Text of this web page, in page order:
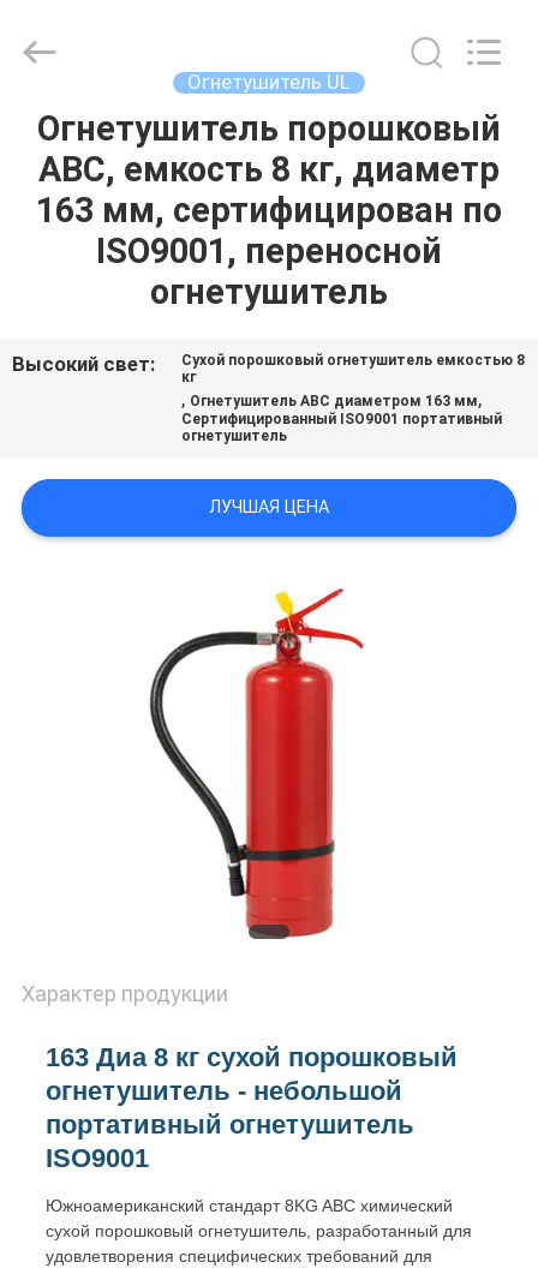
ДОМ
ПРОДУКТЫ
О
ПУТЕШЕСТВИЕ
ФАБРИКИ
СВЯЖИТЕСЬ
ПОЛИТИКА
КОНФИДЕНЦИАЛЬНОСТИ
Reserved.
Огнетушитель UL
Огнетушитель порошковый
ABC, емкость 8 кг, диаметр
163 мм, сертифицирован по
ISO9001, переносной
огнетушитель
Высокий свет:
Сухой порошковый огнетушитель емкостью 8
кг
, Огнетушитель ABC диаметром 163 мм,
Сертифицированный ISO9001 портативный
огнетушитель
ЛУЧШАЯ ЦЕНА
Характер продукции
163 Диа 8 кг сухой порошковый
огнетушитель - небольшой
портативный огнетушитель
ISO9001
Южноамериканский стандарт 8KG ABC химический
сухой порошковый огнетушитель, разработанный для
удовлетворения специфических требований для